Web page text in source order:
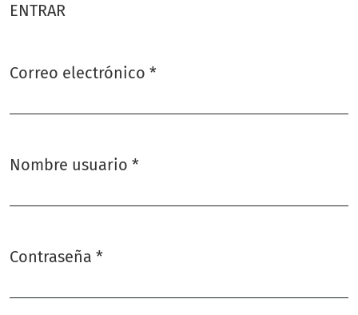
ENTRAR
Correo electrónico *
Nombre usuario *
Contraseña *